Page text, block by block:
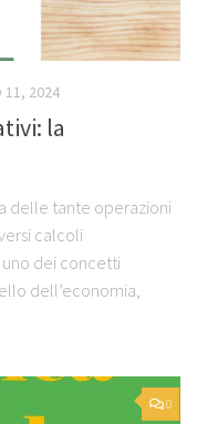
11, 2024
la
delle tante operazioni
calcoli
dei concetti
dell’economia,
0